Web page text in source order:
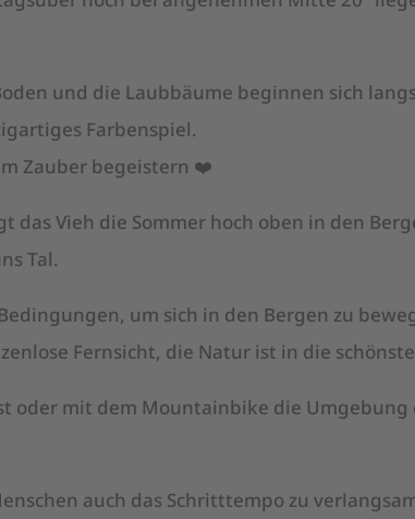
und die Laubbäume beginnen sich
Farbenspiel.
Zauber begeistern ❤️
das Vieh die Sommer hoch oben in den
Tal.
um sich in den Bergen zu
Fernsicht, die Natur ist in die
oder mit dem Mountainbike die
auch das Schritttempo zu